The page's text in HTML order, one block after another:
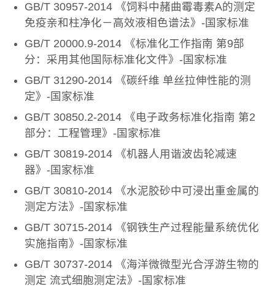
GB/T 30957-2014 《饲料中赭曲霉毒素A的测定
免疫亲和柱净化－高效液相色谱法》-国家标准
GB/T 20000.9-2014 《标准化工作指南 第9部
分：采用其他国际标准化文件》-国家标准
GB/T 31290-2014 《碳纤维 单丝拉伸性能的测
定》-国家标准
GB/T 30850.2-2014 《电子政务标准化指南 第2
部分：工程管理》-国家标准
GB/T 30819-2014 《机器人用谐波齿轮减速
器》-国家标准
GB/T 30810-2014 《水泥胶砂中可浸出重金属的
测定方法》-国家标准
GB/T 30715-2014 《钢铁生产过程能量系统优化
实施指南》-国家标准
GB/T 30737-2014 《海洋微微型光合浮游生物的
测定 流式细胞测定法》-国家标准